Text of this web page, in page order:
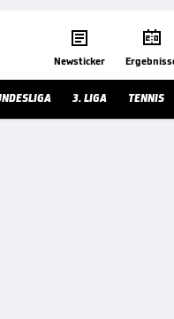

Newsticker

3. LIGA TENNIS